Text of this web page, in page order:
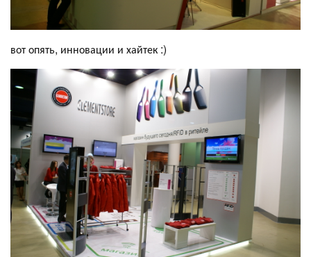
вот опять, инновации и хайтек :)